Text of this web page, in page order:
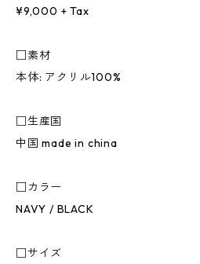
¥9,000 + Tax
□素材
本体: アクリル100%
□生産国
中国 made in china
□カラー
NAVY / BLACK
□サイズ